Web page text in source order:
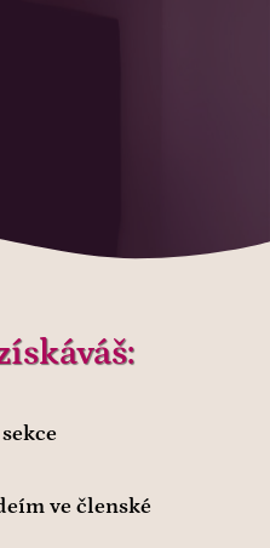
ve členské